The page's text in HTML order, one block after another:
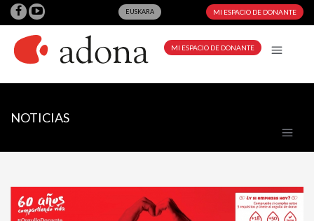
EUSKARA MI ESPACIO DE DONANTE
MI ESPACIO DE DONANTE
NOTICIAS